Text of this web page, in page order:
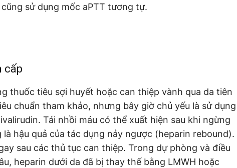
sử dụng mốc aPTT tương tự.
cấp
thuốc tiêu sợi huyết hoặc can thiệp vành qua da tiên
chuẩn tham khảo, nhưng bây giờ chủ yếu là sử dụng
Tái nhồi máu có thể xuất hiện sau khi ngừng
hậu quả của tác dụng nảy ngược (heparin rebound).
sau các thủ tục can thiệp. Trong dự phòng và điều
heparin dưới da đã bị thay thế bằng LMWH hoặc